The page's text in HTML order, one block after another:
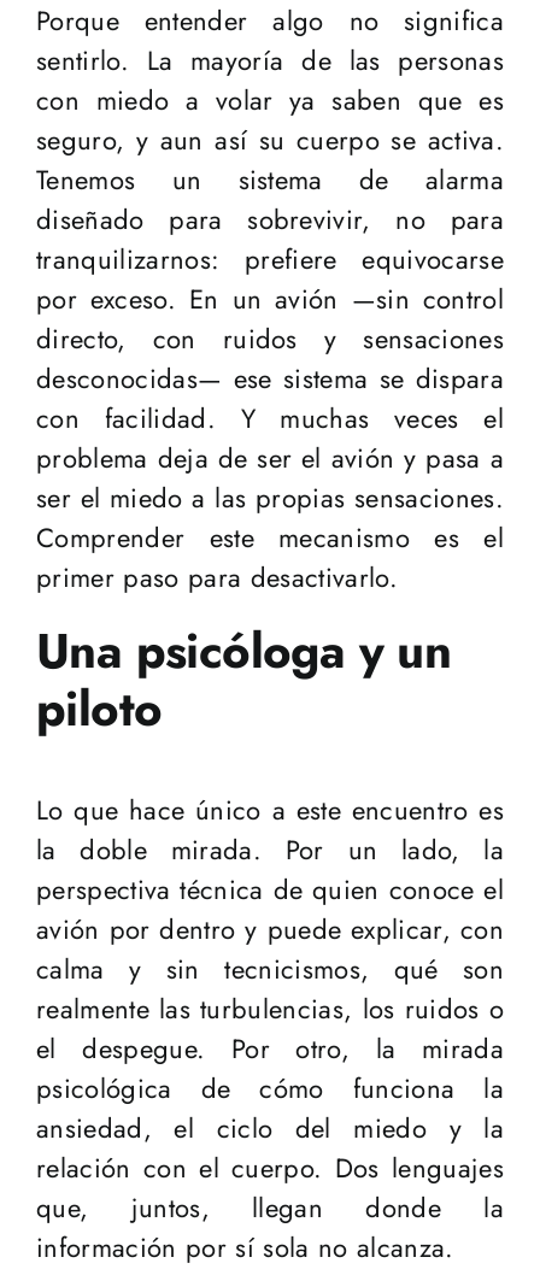
Porque entender algo no significa
sentirlo. La mayoría de las personas
con miedo a volar ya saben que es
seguro, y aun así su cuerpo se activa.
Tenemos un sistema de alarma
diseñado para sobrevivir, no para
tranquilizarnos: prefiere equivocarse
por exceso. En un avión —sin control
directo, con ruidos y sensaciones
desconocidas— ese sistema se dispara
con facilidad. Y muchas veces el
problema deja de ser el avión y pasa a
ser el miedo a las propias sensaciones.
Comprender este mecanismo es el
primer paso para desactivarlo.
Una psicóloga y un
piloto
Lo que hace único a este encuentro es
la doble mirada. Por un lado, la
perspectiva técnica de quien conoce el
avión por dentro y puede explicar, con
calma y sin tecnicismos, qué son
realmente las turbulencias, los ruidos o
el despegue. Por otro, la mirada
psicológica de cómo funciona la
ansiedad, el ciclo del miedo y la
relación con el cuerpo. Dos lenguajes
que, juntos, llegan donde la
información por sí sola no alcanza.